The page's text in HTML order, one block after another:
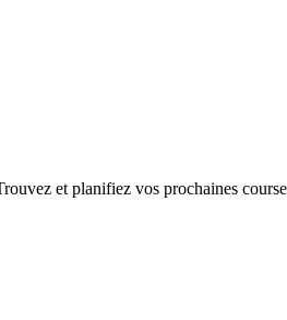
et planifiez vos prochaines